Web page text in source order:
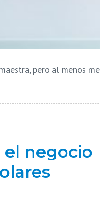
pero al menos me
el negocio